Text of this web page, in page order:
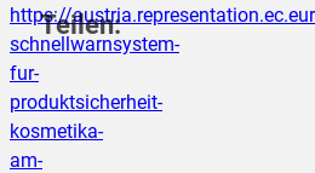
https://
schnellwarnsystem-
fur-
produktsicherheit-
kosmetika-
am-
Teilen:
teilen